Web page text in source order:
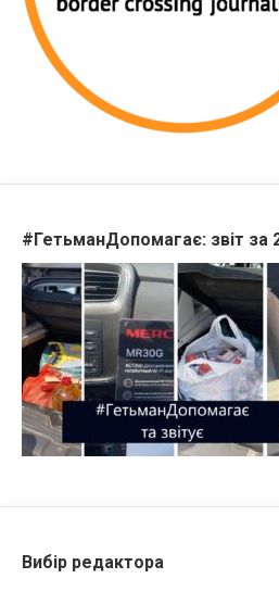
#ГетьманДопомагає: звіт за
Вибір редактора